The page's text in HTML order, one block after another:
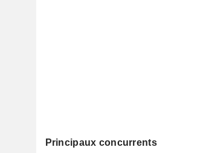
Principaux concurrents